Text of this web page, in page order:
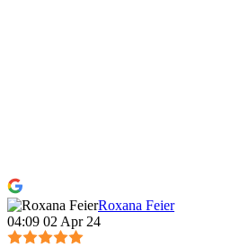
Roxana Feier
04:09 02 Apr 24